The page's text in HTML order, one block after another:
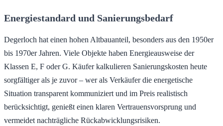
Energiestandard und Sanierungsbedarf
Degerloch hat einen hohen Altbauanteil, besonders aus den 1950er
bis 1970er Jahren. Viele Objekte haben Energieausweise der
Klassen E, F oder G. Käufer kalkulieren Sanierungskosten heute
sorgfältiger als je zuvor – wer als Verkäufer die energetische
Situation transparent kommuniziert und im Preis realistisch
berücksichtigt, genießt einen klaren Vertrauensvorsprung und
vermeidet nachträgliche Rückabwicklungsrisiken.